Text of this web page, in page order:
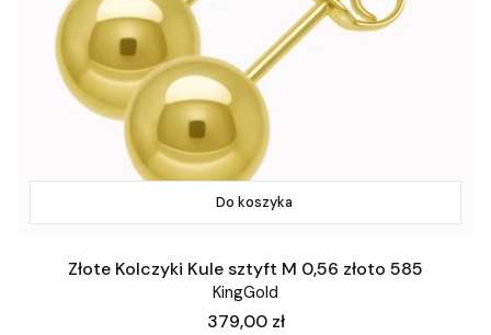
Do koszyka
Złote Kolczyki Kule sztyft M 0,56 złoto 585
KingGold
Cena
379,00 zł